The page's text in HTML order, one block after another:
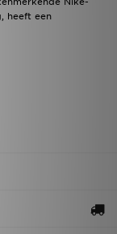
heeft een